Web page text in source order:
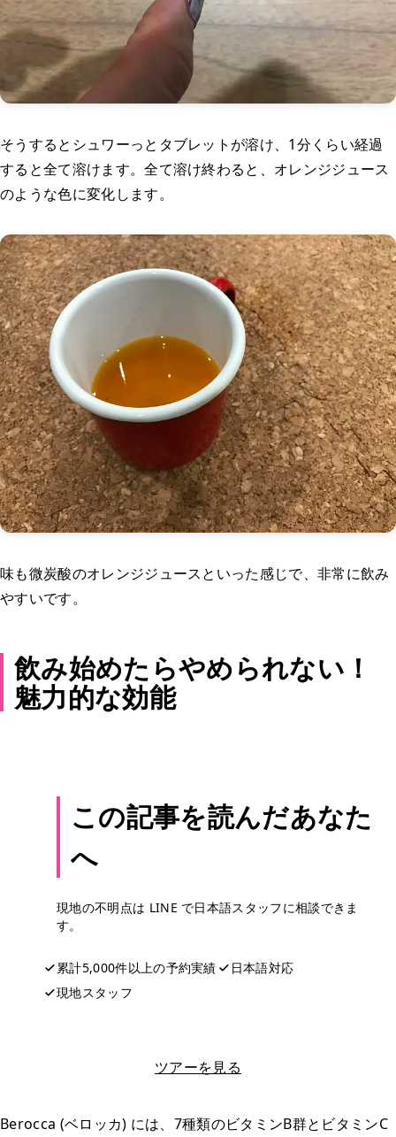
そうするとシュワーっとタブレットが溶け、1分くらい経過
すると全て溶けます。全て溶け終わると、オレンジジュース
のような色に変化します。
味も微炭酸のオレンジジュースといった感じで、非常に飲み
やすいです。
飲み始めたらやめられない！
魅力的な効能
この記事を読んだあなた
へ
現地の不明点は LINE で日本語スタッフに相談できま
す。
累計5,000件以上の予約実績
日本語対応
現地スタッフ
ツアーを見る
Berocca (ベロッカ) には、7種類のビタミンB群とビタミンC